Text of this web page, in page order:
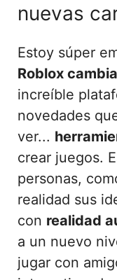
nuevas
Estoy súper
Roblox
increíble
novedades
ver...
crear juegos.
personas,
realidad sus
con realidad
a un nuevo
jugar con